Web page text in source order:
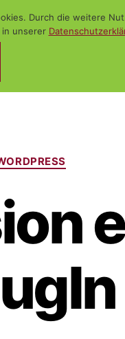
Durch die weitere
in unserer